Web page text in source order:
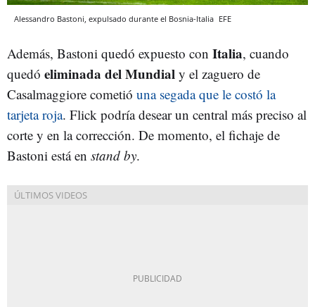
Alessandro Bastoni, expulsado durante el Bosnia-Italia EFE
Además, Bastoni quedó expuesto con Italia, cuando
quedó eliminada del Mundial y el zaguero de
Casalmaggiore cometió una segada que le costó la
tarjeta roja. Flick podría desear un central más preciso al
corte y en la corrección. De momento, el fichaje de
Bastoni está en stand by.